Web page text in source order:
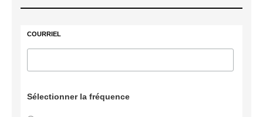
COURRIEL
Sélectionner la fréquence